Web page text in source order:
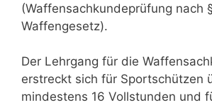
(Waffensachkundeprüfung nach
Waffengesetz).
Der Lehrgang für die
erstreckt sich für Sportschützen
mindestens 16 Vollstunden und